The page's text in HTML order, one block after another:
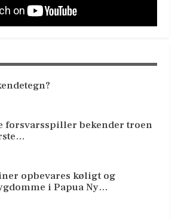
forsvarsspiller bekender troen
opbevares køligt og
i Papua Ny…